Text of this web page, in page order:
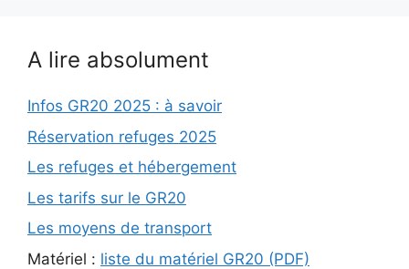
A lire absolument
Infos GR20 2025 : à savoir
Réservation refuges 2025
Les refuges et hébergement
Les tarifs sur le GR20
Les moyens de transport
Matériel : liste du matériel GR20 (PDF)